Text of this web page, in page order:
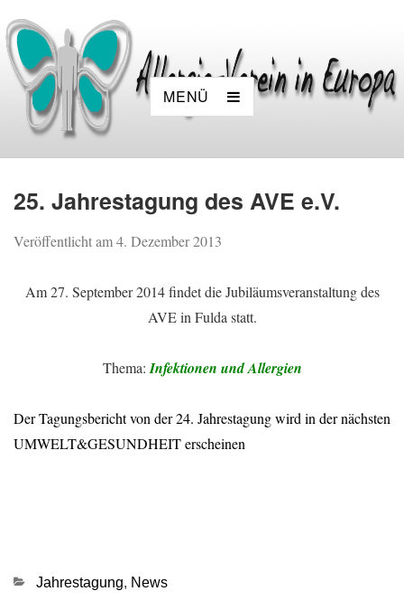
MENÜ
25. Jahrestagung des AVE e.V.
Veröffentlicht am4. Dezember 2013
Am 27. September 2014 findet die Jubiläumsveranstaltung des
AVE in Fulda statt.
Thema: Infektionen und Allergien
Der Tagungsbericht von der 24. Jahrestagung wird in der nächsten
UMWELT&GESUNDHEIT erscheinen
Kategorien
Jahrestagung, News